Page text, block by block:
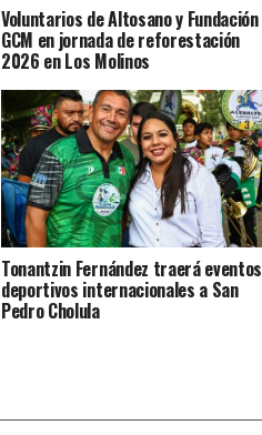
Voluntarios de Altosano y Fundación
GCM en jornada de reforestación
2026 en Los Molinos
Tonantzin Fernández traerá eventos
deportivos internacionales a San
Pedro Cholula